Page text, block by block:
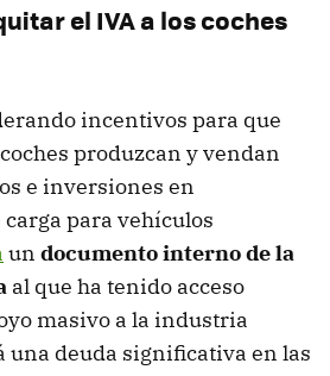
el IVA a los coches
incentivos para que
produzcan y vendan
e inversiones en
para vehículos
un documento interno de la
al que ha tenido acceso
masivo a la industria
una deuda significativa en las